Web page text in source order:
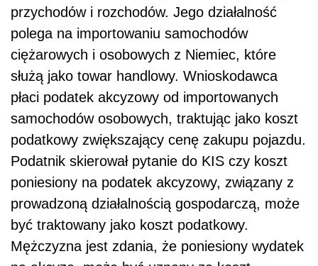
przychodów i rozchodów. Jego działalność
polega na importowaniu samochodów
ciężarowych i osobowych z Niemiec, które
służą jako towar handlowy. Wnioskodawca
płaci podatek akcyzowy od importowanych
samochodów osobowych, traktując jako koszt
podatkowy zwiększający cenę zakupu pojazdu.
Podatnik skierował pytanie do KIS czy koszt
poniesiony na podatek akcyzowy, związany z
prowadzoną działalnością gospodarczą, może
być traktowany jako koszt podatkowy.
Mężczyzna jest zdania, że poniesiony wydatek